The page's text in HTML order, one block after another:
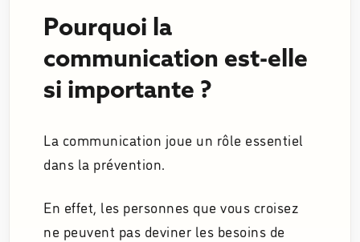
Pourquoi la
communication est-elle
si importante ?
La communication joue un rôle essentiel
dans la prévention.
En effet, les personnes que vous croisez
ne peuvent pas deviner les besoins de